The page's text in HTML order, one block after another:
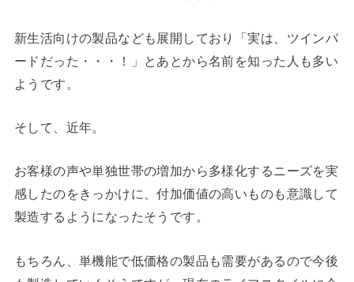
新生活向けの製品なども展開しており「実は、ツインバ
ードだった・・・！」とあとから名前を知った人も多い
ようです。
そして、近年。
お客様の声や単独世帯の増加から多様化するニーズを実
感したのをきっかけに、付加価値の高いものも意識して
製造するようになったそうです。
もちろん、単機能で低価格の製品も需要があるので今後